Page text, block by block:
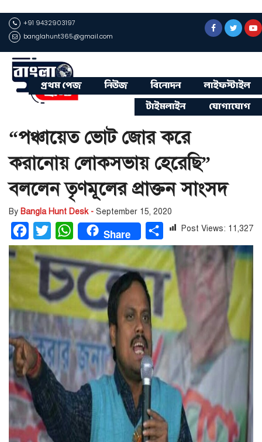
+91 9432903197
banglahunt365@gmail.com
প্রথম পেজ নিউজ বিনোদন
লাইফস্টাইল
টাইমলাইন
যোগাযোগ
“পঞ্চায়েত ভোট জোর করে
করানোয় লোকসভায় হেরেছি”
বললেন তৃণমূলের প্রাক্তন সাংসদ
By Bangla Hunt Desk - September 15, 2020
Facebook
Twitter WhatsAppShare SharePost Views: 11,327